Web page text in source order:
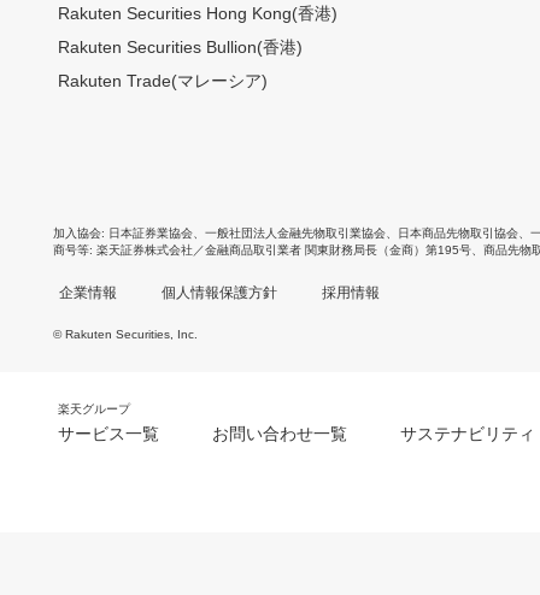
Rakuten Securities Hong Kong(香港)
Rakuten Securities Bullion(香港)
Rakuten Trade(マレーシア)
加入協会 日本証券業協会 一般社団法人金融先物取引業協会 日本商品先物取引協会
商号等 楽天証券株式会社／金融商品取引業者 関東財務局長（金商）第195号、商品先物
企業情報 個人情報保護方針 採用情報
© Rakuten Securities, Inc.
楽天グループ
サービス一覧 お問い合わせ一覧 サステナビリティ